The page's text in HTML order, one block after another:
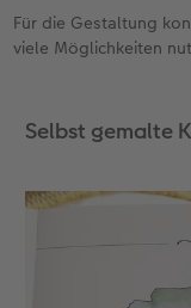
Für die Gestaltung
viele Möglichkeiten
Selbst gemalte